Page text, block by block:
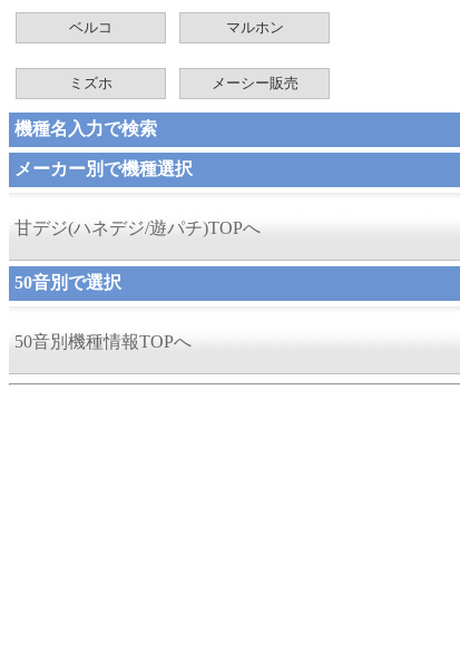
ベルコ マルホン
ミズホ メーシー販売
機種名入力で検索
メーカー別で機種選択
甘デジ(ハネデジ/遊パチ)TOPへ
50音別で選択
50音別機種情報TOPへ